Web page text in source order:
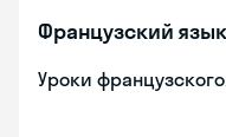
Французский язык
Уроки французского